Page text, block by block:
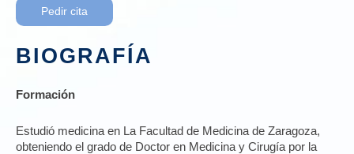
Pedir cita
BIOGRAFÍA
Formación
Estudió medicina en La Facultad de Medicina de Zaragoza,
obteniendo el grado de Doctor en Medicina y Cirugía por la